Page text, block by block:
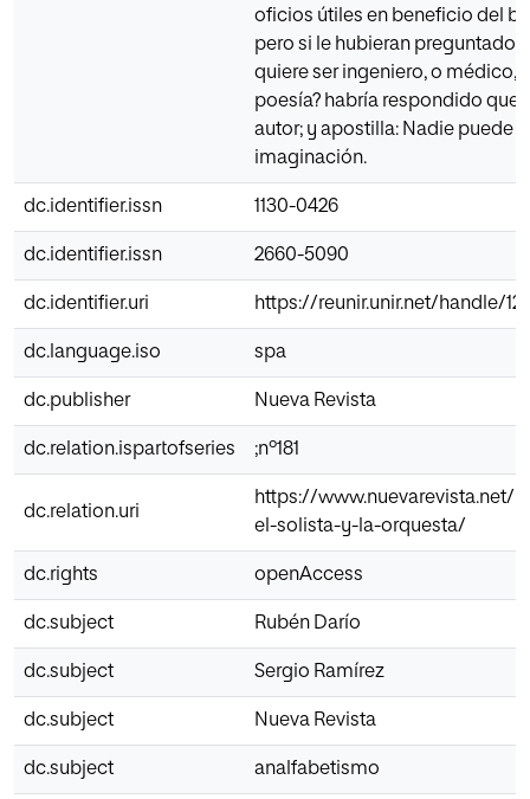
oficios útiles en beneficio del
pero si le hubieran preguntado
quiere ser ingeniero, o médico,
poesía? habría respondido que
autor; y apostilla: Nadie puede
imaginación.
dc.identifier.issn 1130-0426
dc.identifier.issn 2660-5090
dc.identifier.uri https://reunir.unir.net/handle/
dc.language.iso spa
dc.publisher Nueva Revista
dc.relation.ispartofseries ;nº181
dc.relation.uri
https://www.nuevarevista.net/
el-solista-y-la-orquesta/
dc.rights openAccess
dc.subject Rubén Darío
dc.subject Sergio Ramírez
dc.subject Nueva Revista
dc.subject analfabetismo